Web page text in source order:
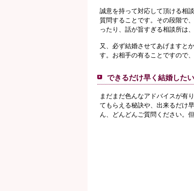
誠意を持って対応して頂ける相
質問することです。その段階で
ったり、話が旨すぎる相談所は
又、必ず結婚させてあげますと
す。お相手の有ることですので
できるだけ早く結婚した
まだまだ色んなアドバイスが有
てもらえる秘訣や、出来るだけ
ん、どんどんご質問ください。